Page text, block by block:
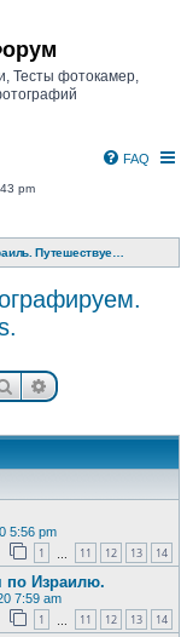
Тесты фотокамер,
FAQ
pm
ПоискРасширенный
5:56 pm
1 11 12 13 14
по Израилю.
7:59 am
1 11 12 13 14